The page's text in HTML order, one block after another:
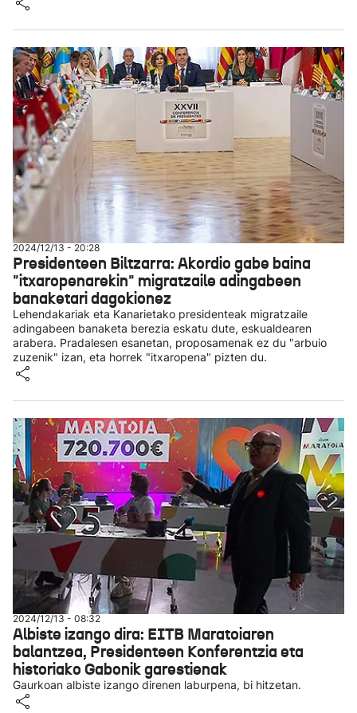
2024/12/13 - 20:28
Presidenteen Biltzarra: Akordio gabe baina
"itxaropenarekin" migratzaile adingabeen
banaketari dagokionez
Lehendakariak eta Kanarietako presidenteak migratzaile
adingabeen banaketa berezia eskatu dute, eskualdearen
arabera. Pradalesen esanetan, proposamenak ez du "arbuio
zuzenik" izan, eta horrek "itxaropena" pizten du.
2024/12/13 - 08:32
Albiste izango dira: EITB Maratoiaren
balantzea, Presidenteen Konferentzia eta
historiako Gabonik garestienak
Gaurkoan albiste izango direnen laburpena, bi hitzetan.